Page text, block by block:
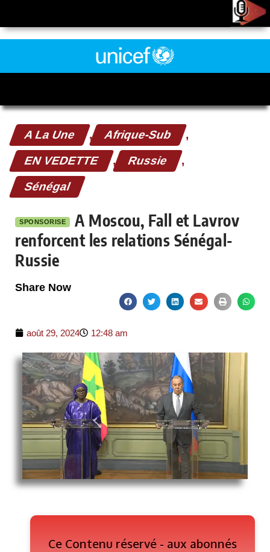
A La Une , Afrique-Sub ,
EN VEDETTE , Russie ,
Sénégal
SPONSORISE
A Moscou, Fall et Lavrov
renforcent les relations Sénégal-
Russie
Share Now
août 29, 2024 12:48 am
Ce Contenu réservé - aux abonnés